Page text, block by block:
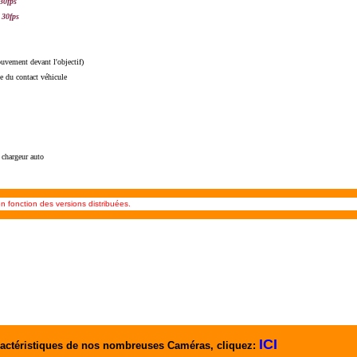
devant l'objectif)
du contact véhicule
auto
fonction des versions distribuées.
de nos nombreuses Caméras, cliquez: ICI